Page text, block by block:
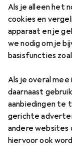
Als je alleen het
cookies en
apparaat en je
we nodig om je
basisfuncties
Als je overal
daarnaast
aanbiedingen te
gerichte
andere websites
hiervoor ook
Albatros
confort
Prijs in EUR
EUR
16,77
10
Waarderingscijfers